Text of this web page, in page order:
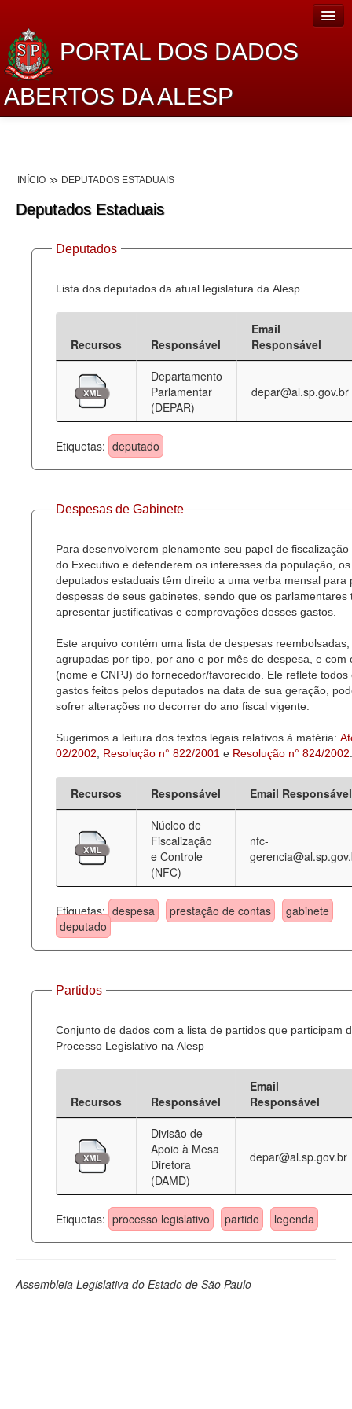
PORTAL DOS DADOS
ABERTOS DA ALESP
Lei de Acesso à Informação
Dados Governamentais Abertos
Planejamento
Catálogo de dados
Processo Legislativo
Deputados Estaduais
Administração
Legislação
Agenda
Perguntas frequentes
INÍCIO DEPUTADOS ESTADUAIS
Deputados Estaduais
Deputados
Lista dos deputados da atual legislatura da Alesp.
Recursos Responsável
Email
Responsável
Departamento
Parlamentar
(DEPAR)
depar@al.sp.gov.br
Etiquetas: deputado
Despesas de Gabinete
Para desenvolverem plenamente seu papel de fiscalização
do Executivo e defenderem os interesses da população, os
deputados estaduais têm direito a uma verba mensal para
despesas de seus gabinetes, sendo que os parlamentares
apresentar justificativas e comprovações desses gastos.
Este arquivo contém uma lista de despesas reembolsadas,
agrupadas por tipo, por ano e por mês de despesa, e com
(nome e CNPJ) do fornecedor/favorecido. Ele reflete todos
gastos feitos pelos deputados na data de sua geração,
sofrer alterações no decorrer do ano fiscal vigente.
Sugerimos a leitura dos textos legais relativos à matéria:
02/2002
Resolução n° 822/2001 e Resolução n° 824/2002
Recursos Responsável
Email Responsável
Núcleo de
Fiscalização
e Controle
(NFC)
nfc-
Etiquetas: despesa prestação de contas
gabinete
deputado
Partidos
Conjunto de dados com a lista de partidos que participam
Processo Legislativo na Alesp
Recursos Responsável
Email
Responsável
Divisão de
Apoio à Mesa
Diretora
(DAMD)
depar@al.sp.gov.br
Etiquetas: processo legislativo partido legenda
Assembleia Legislativa do Estado de São Paulo